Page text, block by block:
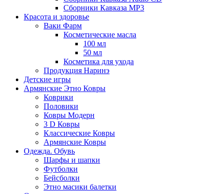
Сборники Кавказа MP3
Красота и здоровье
Ваки Фарм
Косметические масла
100 мл
50 мл
Косметика для ухода
Продукция Наринэ
Детские игры
Армянские Этно Ковры
Коврики
Половики
Ковры Модерн
3 D Ковры
Классические Ковры
Армянские Ковры
Одежда. Обувь
Шарфы и шапки
Футболки
Бейсболки
Этно масики балетки